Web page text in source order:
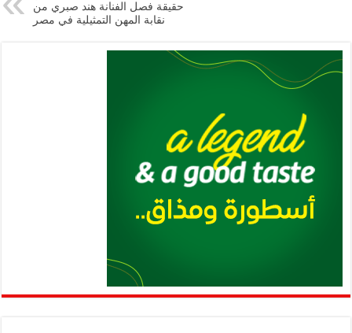
p
حقيقة فصل الفنانة هند صبري من
نقابة المهن التمثيلية في مصر